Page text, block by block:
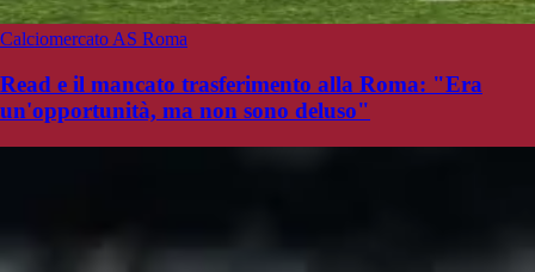
Calciomercato AS Roma
Read e il mancato trasferimento alla Roma: "Era
un'opportunità, ma non sono deluso"